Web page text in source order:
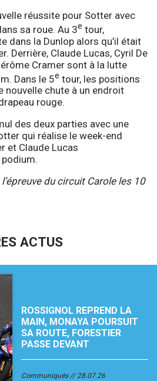
réussite pour Sotter avec
sa roue. Au 3e tour,
dans la Dunlop alors qu’il était
Derrière, Claude Lucas, Cyril De
Cramer sont à la lutte
Dans le 5e tour, les positions
nouvelle chute à un endroit
rouge.
des deux parties avec une
qui réalise le week-end
et Claude Lucas
podium.
du circuit Carole les 10
ACTUS
ROSSIGNOL REPREND LA
MAIN, MONAYA POURSUIT
SA ROUTE, FORESTIER
PASSE DEVANT
Communiqués 28.07.26